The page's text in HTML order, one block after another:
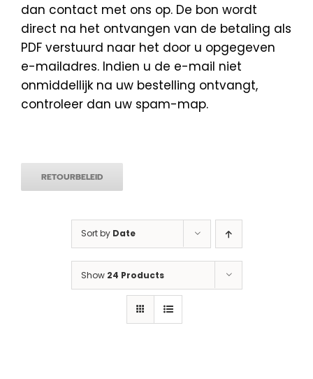
dan contact met ons op. De bon wordt
direct na het ontvangen van de betaling als
PDF verstuurd naar het door u opgegeven
e-mailadres. Indien u de e-mail niet
onmiddellijk na uw bestelling ontvangt,
controleer dan uw spam-map.
RETOURBELEID
Sort by Date
Show 24 Products